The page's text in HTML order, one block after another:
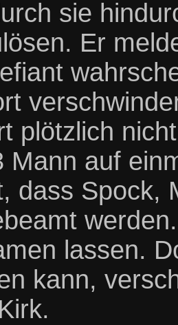
sie
Er
plötzlich
Mann auf
dass Spock,
lassen.
kann,